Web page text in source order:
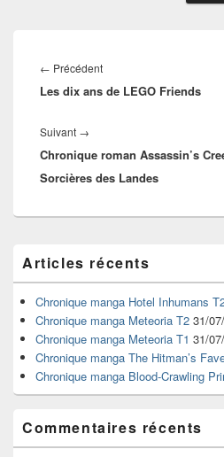
de
l’article
← PrécédentArticle
précédent :
Les dix ans de LEGO Friends
Suivant →
suivant :
Chronique roman Assassin’s
Sorcières des Landes
principale
de
widget
pour
barre
latérale
Articles récents
Chronique manga Hotel Inhumans
Chronique manga Meteoria T2 31/
Chronique manga Meteoria T1 31/
Chronique manga The Hitman’s
Chronique manga Blood-Crawling
Commentaires récents